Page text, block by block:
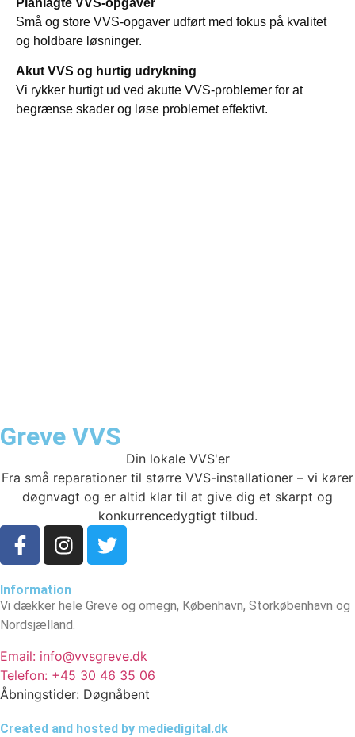
Små og store VVS-opgaver udført med fokus på kvalitet
og holdbare løsninger.
Akut VVS og hurtig udrykning
Vi rykker hurtigt ud ved akutte VVS-problemer for at
begrænse skader og løse problemet effektivt.
Greve VVS
Din lokale VVS'er
Fra små reparationer til større VVS-installationer – vi kører
døgnvagt og er altid klar til at give dig et skarpt og
konkurrencedygtigt tilbud.
Information
Vi dækker hele Greve og omegn, København, Storkøbenhavn og
Nordsjælland.
Email: info@vvsgreve.dk
Telefon: +45 30 46 35 06
Åbningstider: Døgnåbent
Created and hosted by mediedigital.dk